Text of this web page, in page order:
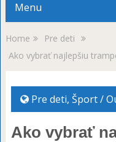
Menu
Home
Pre deti
Ako vybrať najlepšiu
Pre deti, Šport /
Ako vybrať